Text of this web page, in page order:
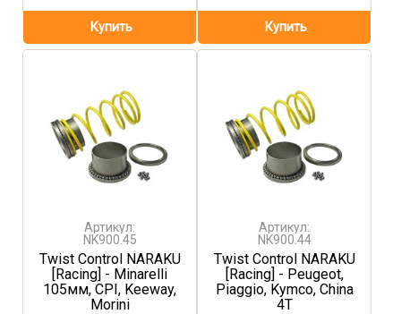
Артикул:
NK900.45
Twist Control NARAKU
[Racing] - Minarelli
105мм, CPI, Keeway,
Morini
Артикул:
NK900.44
Twist Control NARAKU
[Racing] - Peugeot,
Piaggio, Kymco, China
4T